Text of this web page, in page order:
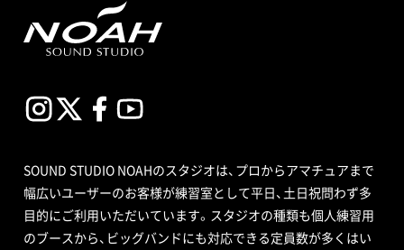
SOUND STUDIO NOAHのスタジオは、プロからアマチュアまで
幅広いユーザーのお客様が練習室として平日、土日祝問わず多
目的にご利用いただいています。スタジオの種類も個人練習用
のブースから、ビッグバンドにも対応できる定員数が多くはい